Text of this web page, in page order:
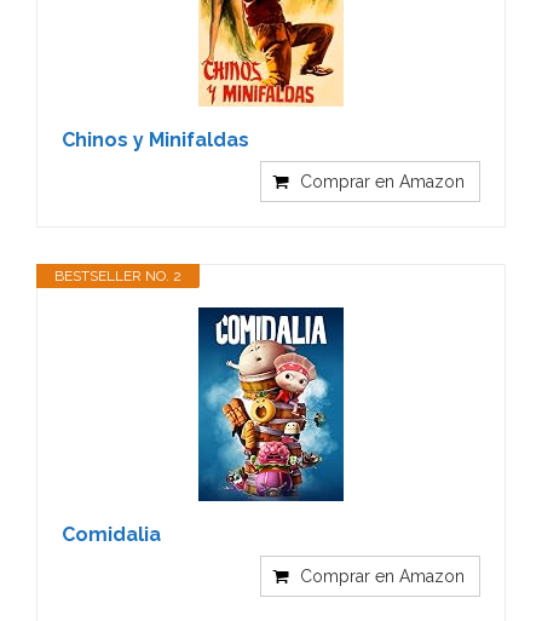
Chinos y Minifaldas
Comprar en Amazon
BESTSELLER NO. 2
Comidalia
Comprar en Amazon